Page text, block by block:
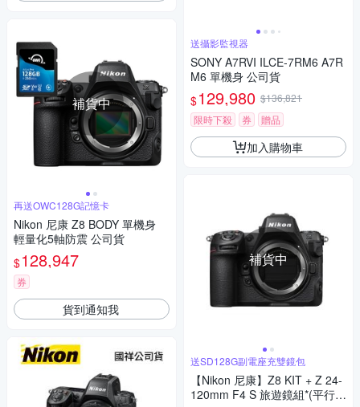
補貨中
再送OWC128G記憶卡
Nikon 尼康 Z8 BODY 單機身
輕量化5軸防震 公司貨
$128,947
券
貨到通知我
送攝影監視器
SONY A7RVI ILCE-7RM6 A7R
M6 單機身 公司貨
$129,980 $136,821
限時下殺
券 贈品
加入購物車
補貨中
送SD128G副電座充雙鏡包
【Nikon 尼康】Z8 KIT + Z 24-
120mm F4 S 旅遊鏡組*(平行輸